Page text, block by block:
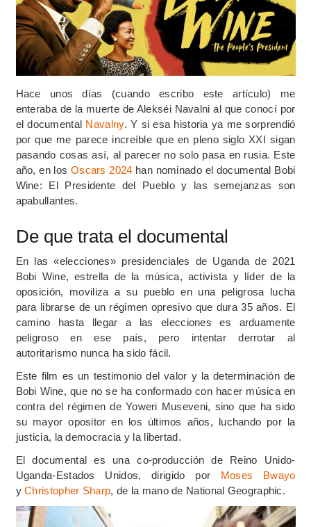
Hace unos días (cuando escribo este artículo) me
enteraba de la muerte de Alekséi Navalni al que conocí por
el documental Navalny. Y si esa historia ya me sorprendió
por que me parece increíble que en pleno siglo XXI sigan
pasando cosas así, al parecer no solo pasa en rusia. Este
año, en los Oscars 2024 han nominado el documental Bobi
Wine: El Presidente del Pueblo y las semejanzas son
apabullantes.
De que trata el documental
En las «elecciones» presidenciales de Uganda de 2021
Bobi Wine, estrella de la música, activista y líder de la
oposición, moviliza a su pueblo en una peligrosa lucha
para librarse de un régimen opresivo que dura 35 años. El
camino hasta llegar a las elecciones es arduamente
peligroso en ese país, pero intentar derrotar al
autoritarismo nunca ha sido fácil.
Este film es un testimonio del valor y la determinación de
Bobi Wine, que no se ha conformado con hacer música en
contra del régimen de Yoweri Museveni, sino que ha sido
su mayor opositor en los últimos años, luchando por la
justicia, la democracia y la libertad.
El documental es una co-producción de Reino Unido-
Uganda-Estados Unidos, dirigido por Moses Bwayo
y Christopher Sharp, de la mano de National Geographic.